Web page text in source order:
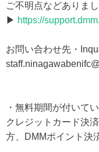
ご不明点などありま
▶ https://
お問い合わせ先・
・無料期間が付いて
クレジットカード決
方、DMMポイント決